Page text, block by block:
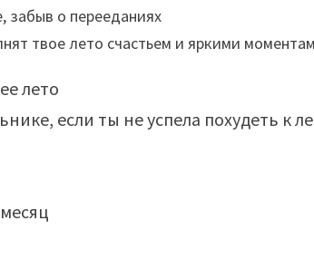
забыв о перееданиях
твое лето счастьем и яркими
лето
если ты не успела похудеть к